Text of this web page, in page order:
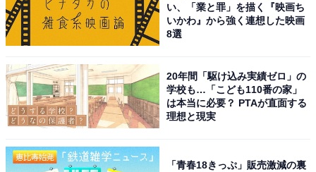
い、「業と罪」を描く『映画ち
いかわ』から強く連想した映画
8選
20年間「駆け込み実績ゼロ」の
学校も…「こども110番の家」
は本当に必要？ PTAが直面する
理想と現実
「青春18きっぷ」販売激減の裏